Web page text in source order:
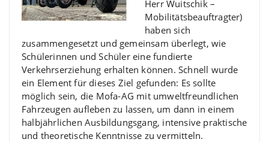
Herr Wuitschik –
Mobilitätsbeauftragter)
haben sich
zusammengesetzt und gemeinsam überlegt, wie
Schülerinnen und Schüler eine fundierte
Verkehrserziehung erhalten können. Schnell wurde
ein Element für dieses Ziel gefunden: Es sollte
möglich sein, die Mofa-AG mit umweltfreundlichen
Fahrzeugen aufleben zu lassen, um dann in einem
halbjährlichen Ausbildungsgang, intensive praktische
und theoretische Kenntnisse zu vermitteln.